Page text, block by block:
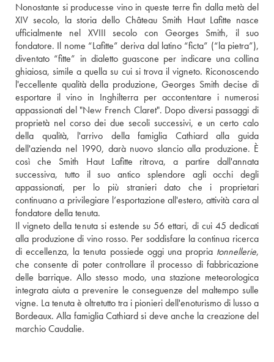
Nonostante si producesse vino in queste terre fin dalla metà del
XIV secolo, la storia dello Château Smith Haut Lafitte nasce
ufficialmente nel XVIII secolo con Georges Smith, il suo
fondatore. Il nome “Lafitte” deriva dal latino “ficta” (“la pietra”),
diventato “fitte” in dialetto guascone per indicare una collina
ghiaiosa, simile a quella su cui si trova il vigneto. Riconoscendo
l'eccellente qualità della produzione, Georges Smith decise di
esportare il vino in Inghilterra per accontentare i numerosi
appassionati del "New French Claret". Dopo diversi passaggi di
proprietà nel corso dei due secoli successivi, e un certo calo
della qualità, l'arrivo della famiglia Cathiard alla guida
dell'azienda nel 1990, darà nuovo slancio alla produzione. È
così che Smith Haut Lafitte ritrova, a partire dall'annata
successiva, tutto il suo antico splendore agli occhi degli
appassionati, per lo più stranieri dato che i proprietari
continuano a privilegiare l’esportazione all'estero, attività cara al
fondatore della tenuta.
Il vigneto della tenuta si estende su 56 ettari, di cui 45 dedicati
alla produzione di vino rosso. Per soddisfare la continua ricerca
di eccellenza, la tenuta possiede oggi una propria tonnellerie,
che consente di poter controllare il processo di fabbricazione
delle barrique. Allo stesso modo, una stazione meteorologica
integrata aiuta a prevenire le conseguenze del maltempo sulle
vigne. La tenuta è oltretutto tra i pionieri dell'enoturismo di lusso a
Bordeaux. Alla famiglia Cathiard si deve anche la creazione del
marchio Caudalie.